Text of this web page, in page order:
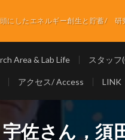
頭にしたエネルギー創生と貯蓄/ 研
Area & Lab Life スタッ
アクセス/ Access LINK
宇佐さん，